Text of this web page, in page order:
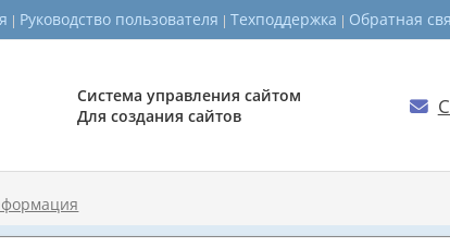
Руководство пользователя Техподдержка Обратная
Система управления сайтом
Для создания сайтов
